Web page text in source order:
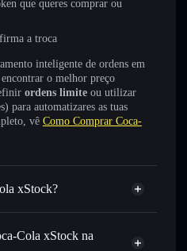
que queres comprar ou
a troca
inteligente de ordens em
o melhor preço
ordens limite ou utilizar
para automatizares as tuas
vê Como Comprar Coca-
xStock?
verificado
Cola xStock na